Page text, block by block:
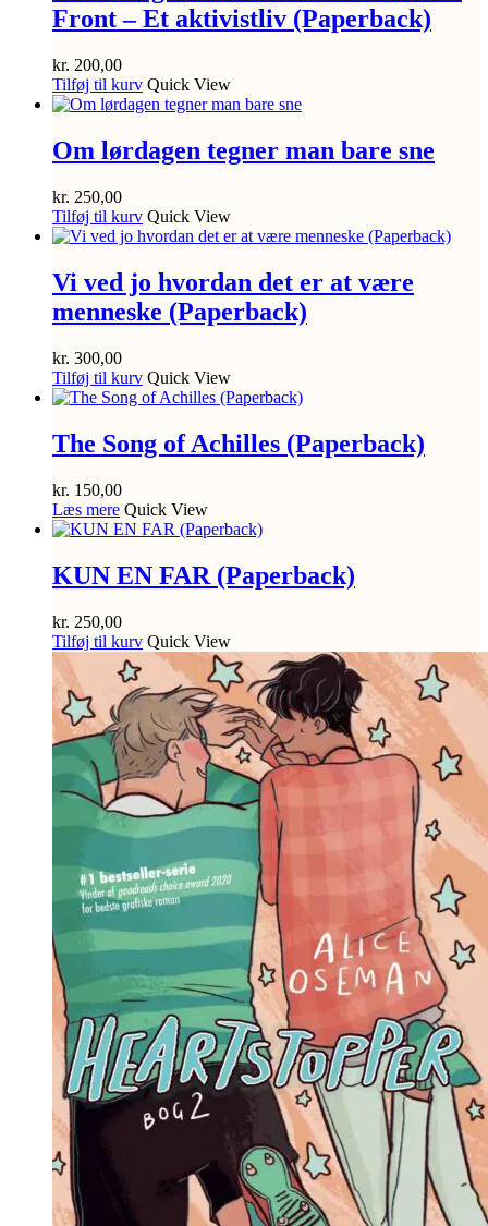
Front – Et aktivistliv (Paperback)
kr. 200,00
Tilføj til kurv Quick View
Om lørdagen tegner man bare sne
kr. 250,00
Tilføj til kurv Quick View
Vi ved jo hvordan det er at være
menneske (Paperback)
kr. 300,00
Tilføj til kurv Quick View
The Song of Achilles (Paperback)
kr. 150,00
Læs mere Quick View
KUN EN FAR (Paperback)
kr. 250,00
Tilføj til kurv Quick View